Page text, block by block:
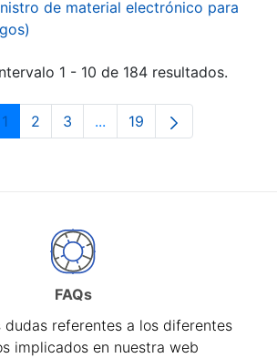
de material electrónico para
1 - 10 de 184 resultados.
Página
1 Página
2 Página
3 ...Páginas intermedias Use
Página
19
FAQs
dudas referentes a los diferentes
implicados en nuestra web